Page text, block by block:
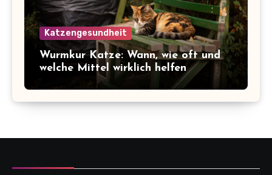
Katzengesundheit
Wurmkur Katze: Wann, wie oft und
welche Mittel wirklich helfen